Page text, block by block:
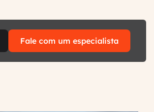
Fale com um especialista